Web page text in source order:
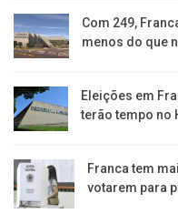
Com 249,
menos do que
Eleições em
terão tempo no
Franca tem
votarem para